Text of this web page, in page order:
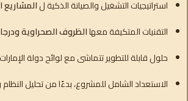
استراتيجيات التشغيل والصيانة الذكية لالمشاريع
التقنيات المتكيفة معهاالظروف الصحراوية
حلول قابلة للتطوير تتماشى مع لوائح دولة
الاستعداد الشامل للمشروع، بدءًا من تحليل النظام